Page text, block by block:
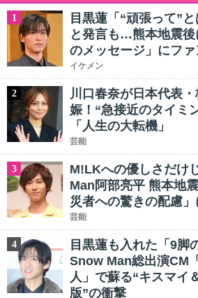
1
目黒蓮「“頑張って”と
と発言も…熊本地震
のメッセージ」にフ
イケメン
2
川口春奈が日本代表
娠！“急接近のタイミ
「人生の大転機」
芸能
3
M!LKへの優しさだけ
Man阿部亮平 熊本地
災者への驚きの配慮
芸能
4
目黒蓮も入れた「9脚
Snow Man総出演CM
人」で蘇る“キスマイ
版”の衝撃